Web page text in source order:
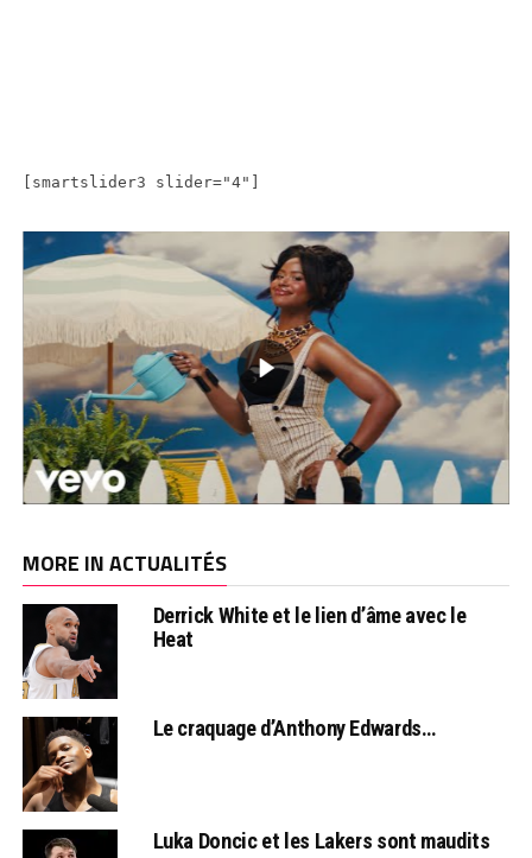
[smartslider3 slider="4"]
MORE IN ACTUALITÉS
Derrick White et le lien d’âme avec le
Heat
Le craquage d’Anthony Edwards…
Luka Doncic et les Lakers sont maudits